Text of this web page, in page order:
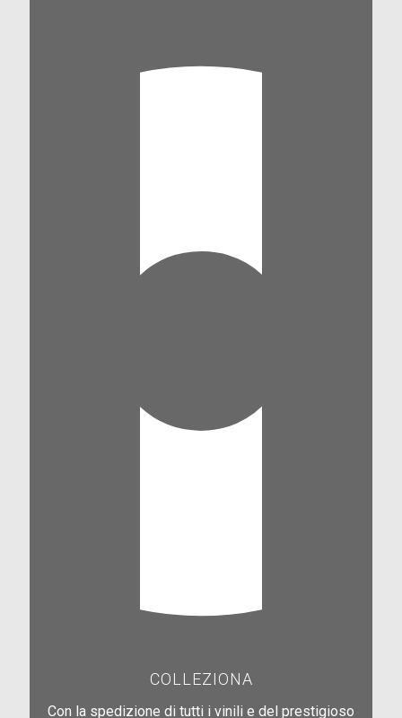
COLLEZIONA
Con la spedizione di tutti i vinili e del prestigioso